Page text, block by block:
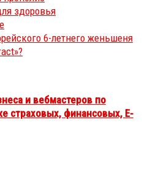
здоровья
6-летнего женьшеня
и вебмастеров по
страховых, финансовых, E-